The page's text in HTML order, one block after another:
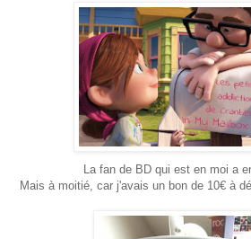
La fan de BD qui est en moi a
Mais à moitié, car j'avais un bon de 10€ à